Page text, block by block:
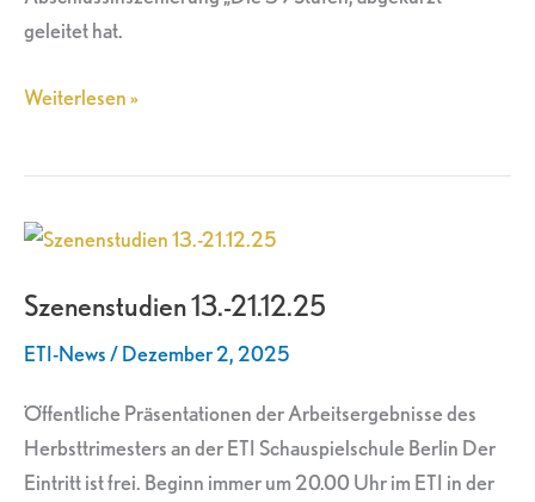
geleitet hat.
Weiterlesen »
Szenenstudien 13.-21.12.25
ETI-News/Dezember 2, 2025
Öffentliche Präsentationen der Arbeitsergebnisse des
Herbsttrimesters an der ETI Schauspielschule Berlin Der
Eintritt ist frei. Beginn immer um 20.00 Uhr im ETI in der
Szenenstudien